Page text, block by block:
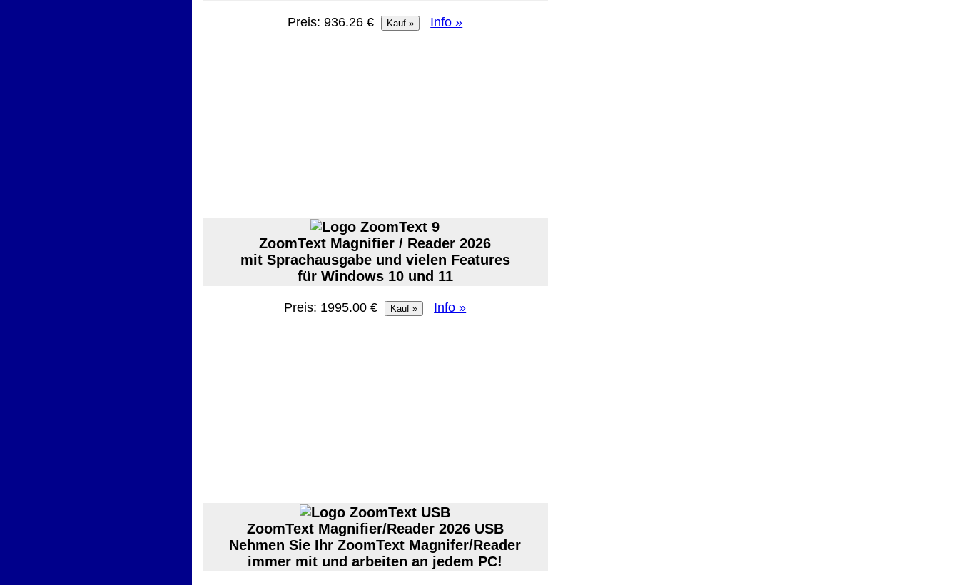
Preis: 936.26 € Info »
ZoomText Magnifier / Reader 2026
mit Sprachausgabe und vielen Features
für Windows 10 und 11
Preis: 1995.00 € Info »
ZoomText Magnifier/Reader 2026 USB
Nehmen Sie Ihr ZoomText Magnifer/Reader
immer mit und arbeiten an jedem PC!